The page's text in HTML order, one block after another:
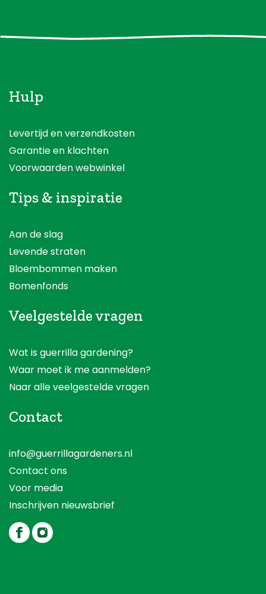
Hulp
Levertijd en verzendkosten
Garantie en klachten
Voorwaarden webwinkel
Tips & inspiratie
Aan de slag
Levende straten
Bloembommen maken
Bomenfonds
Veelgestelde vragen
Wat is guerrilla gardening?
Waar moet ik me aanmelden?
Naar alle veelgestelde vragen
Contact
info@guerrillagardeners.nl
Contact ons
Voor media
Inschrijven nieuwsbrief